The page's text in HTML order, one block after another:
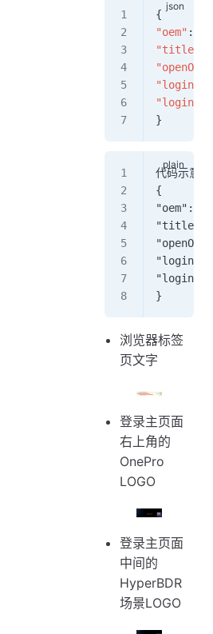
{
"oem" :
"title"
}
代码示意：
{
"oem":
"title":
}
浏览器标签
页文字
登录主页面
右上角的
OnePro
LOGO
登录主页面
中间的
HyperBDR
场景LOGO